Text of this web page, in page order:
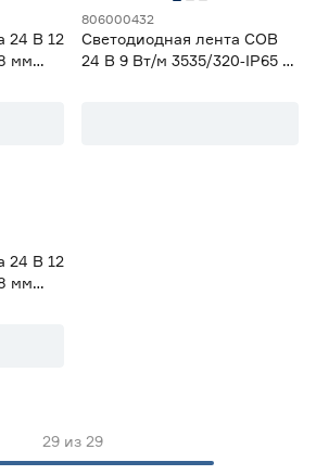
24 В 12
мм
806000432
Светодиодная лента COB
24 В 9 Вт/м 3535/320‑IP65 5
24 В 12
мм
29 из 29